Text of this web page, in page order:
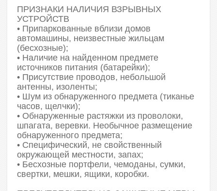
ПРИЗНАКИ НАЛИЧИЯ ВЗРЫВНЫХ
УСТРОЙСТВ
• Припаркованные вблизи домов
автомашины, неизвестные жильцам
(бесхозные);
• Наличие на найденном предмете
источников питания (батарейки);
• Присутствие проводов, небольшой
антенны, изоленты;
• Шум из обнаруженного предмета (тиканье
часов, щелчки);
• Обнаруженные растяжки из проволоки,
шпагата, веревки. Необычное размещение
обнаруженного предмета;
• Специфический, не свойственный
окружающей местности, запах;
• Бесхозные портфели, чемоданы, сумки,
свертки, мешки, ящики, коробки.